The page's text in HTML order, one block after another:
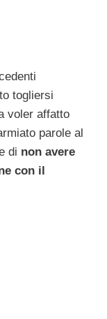
togliersi
voler affatto
parole al
di non avere
con il